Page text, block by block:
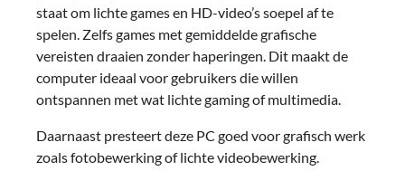
staat om lichte games en HD-video’s soepel af te
spelen. Zelfs games met gemiddelde grafische
vereisten draaien zonder haperingen. Dit maakt de
computer ideaal voor gebruikers die willen
ontspannen met wat lichte gaming of multimedia.
Daarnaast presteert deze PC goed voor grafisch werk
zoals fotobewerking of lichte videobewerking.